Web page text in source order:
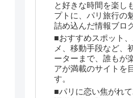
と好きな時間を楽し
プトに、パリ旅行の
詰め込んだ情報ブロ
■おすすめスポット
メ、移動手段など、
ーターまで、誰もが
アが満載のサイトを
す。
■パリに恋い焦がれ